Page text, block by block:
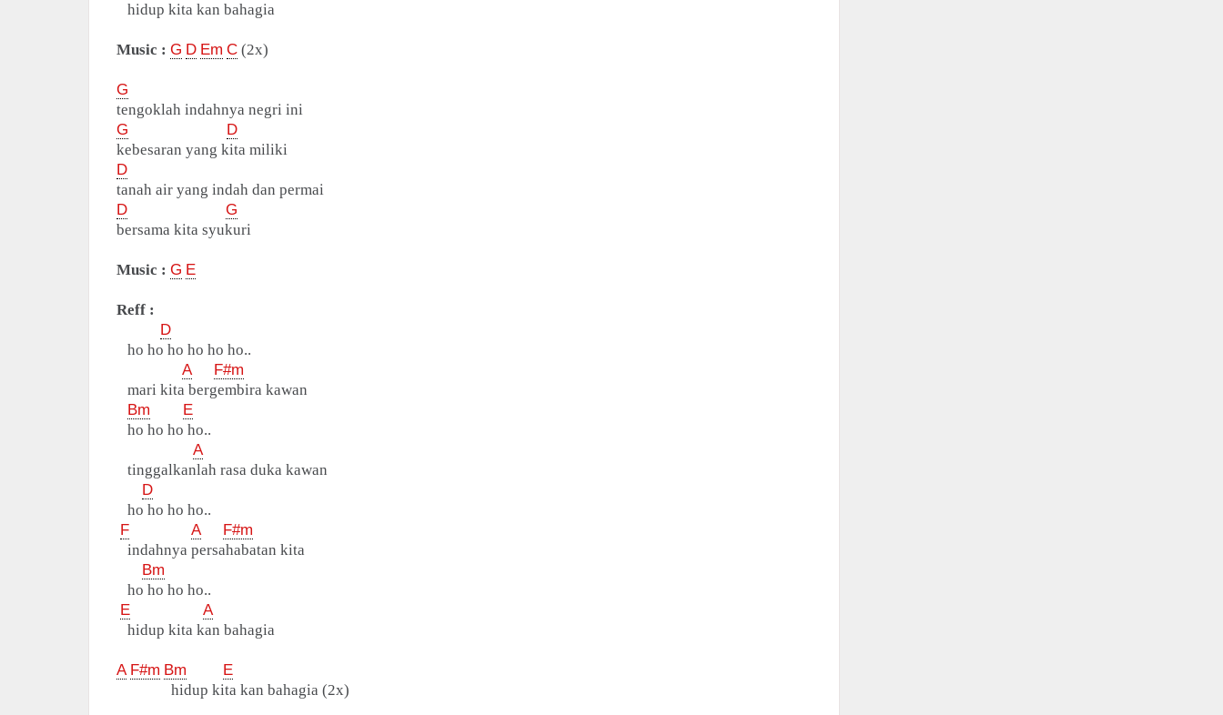
hidup kita kan bahagia
Music : G D Em C (2x)
G
tengoklah indahnya negri ini
G
D
kebesaran yang kita miliki
D
tanah air yang indah dan permai
D
G
bersama kita syukuri
Music : G E
Reff :
D
ho ho ho ho ho ho..
A
F#m
mari kita bergembira kawan
Bm
E
ho ho ho ho..
A
tinggalkanlah rasa duka kawan
D
ho ho ho ho..
F
A
F#m
indahnya persahabatan kita
Bm
ho ho ho ho..
E
A
hidup kita kan bahagia
A F#m Bm
E
hidup kita kan bahagia (2x)